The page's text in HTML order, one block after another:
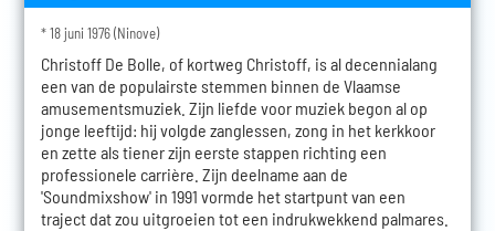
* 18 juni 1976 (Ninove)
Christoff De Bolle, of kortweg Christoff, is al decennialang
een van de populairste stemmen binnen de Vlaamse
amusementsmuziek. Zijn liefde voor muziek begon al op
jonge leeftijd: hij volgde zanglessen, zong in het kerkkoor
en zette als tiener zijn eerste stappen richting een
professionele carrière. Zijn deelname aan de
'Soundmixshow' in 1991 vormde het startpunt van een
traject dat zou uitgroeien tot een indrukwekkend palmares.